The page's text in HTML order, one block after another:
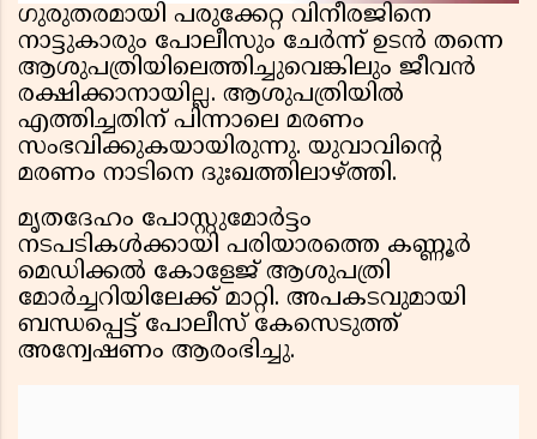
ഗുരുതരമായി പരുക്കേറ്റ വിനീരജിനെ
നാട്ടുകാരും പോലീസും ചേർന്ന് ഉടൻ തന്നെ
ആശുപത്രിയിലെത്തിച്ചുവെങ്കിലും ജീവൻ
രക്ഷിക്കാനായില്ല. ആശുപത്രിയിൽ
എത്തിച്ചതിന് പിന്നാലെ മരണം
സംഭവിക്കുകയായിരുന്നു. യുവാവിൻ്റെ
മരണം നാടിനെ ദുഃഖത്തിലാഴ്ത്തി.
മൃതദേഹം പോസ്റ്റുമോർട്ടം
നടപടികൾക്കായി പരിയാരത്തെ കണ്ണൂർ
മെഡിക്കൽ കോളേജ് ആശുപത്രി
മോർച്ചറിയിലേക്ക് മാറ്റി. അപകടവുമായി
ബന്ധപ്പെട്ട് പോലീസ് കേസെടുത്ത്
അന്വേഷണം ആരംഭിച്ചു.